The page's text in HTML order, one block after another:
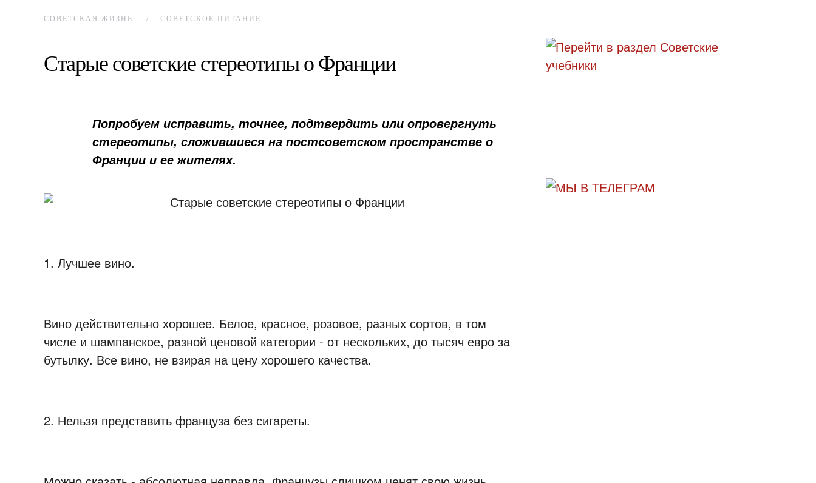
СОВЕТСКАЯ ЖИЗНЬ СОВЕТСКОЕ ПИТАНИЕ
Старые советские стереотипы о Франции
Попробуем исправить, точнее, подтвердить или опровергнуть
стереотипы, сложившиеся на постсоветском пространстве о
Франции и ее жителях.
1. Лучшее вино.
Вино действительно хорошее. Белое, красное, розовое, разных сортов, в том
числе и шампанское, разной ценовой категории - от нескольких, до тысяч евро за
бутылку. Все вино, не взирая на цену хорошего качества.
2. Нельзя представить француза без сигареты.